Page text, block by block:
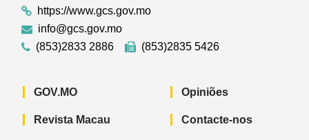
https://www.gcs.gov.mo
info@gcs.gov.mo
(853)2833 2886
(853)2835 5426
GOV.MO
Revista Macau
Opiniões
Contacte-nos